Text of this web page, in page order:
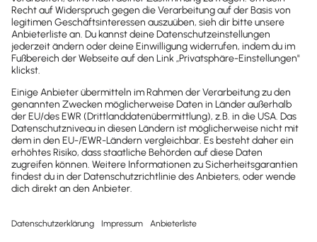
Brandheiße
News direkt in
dein Postfach
wichtige News zu
Gesetzesänderungen,
hilfreiche Praxis-Tipps und
kostenlose Tools für
Unternehmen erhalten?
Dann abonniere unseren